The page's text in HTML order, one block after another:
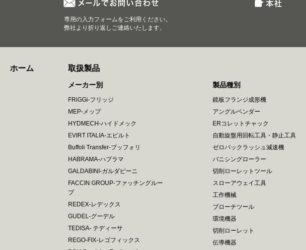
専用の入力フォームをご利用ください。
弊社より折り返しご連絡いたします。
ホーム 取扱製品
メーカー別
FRiGGi-フリッジ
MEP-メップ
HYDMECH-ハイドメック
EVIRT ITALIA-エビルト
Buffoli Transfer-ブッフォリ
HABRAMA-ハブラマ
GALDABINI-ガルダビーニ
FACCIN GROUP-ファッチングルー
プ
REDEX-レデックス
GUDEL-グーデル
TEDISA- テディーサ
REGO-FIX-レゴフィックス
製品種別
鏡板フランジ成形機
アングルベンダー
ERコレットチャック
自動旋盤用回転工具・静止工具
ゼロバックラッシュ減速機
バニシングローラー
切削ローレットツール
スローアウェイ工具
工作機械
ブローチツール
環境機器
切削ローレット
伝導機器